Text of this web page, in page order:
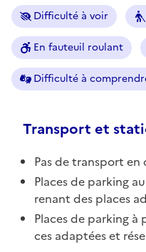
Difficulté à voir
En fauteuil roulant
Difficulté à
Transport et
Pas de transport
Places de parking
renant des places
Places de parking
ces adaptées et